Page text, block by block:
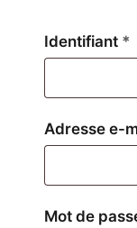
Identifiant *
Adresse e-
Mot de